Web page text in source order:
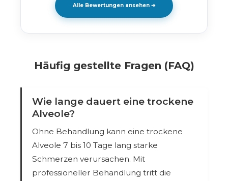
Alle Bewertungen ansehen ➔
Häufig gestellte Fragen (FAQ)
Wie lange dauert eine trockene
Alveole?
Ohne Behandlung kann eine trockene
Alveole 7 bis 10 Tage lang starke
Schmerzen verursachen. Mit
professioneller Behandlung tritt die